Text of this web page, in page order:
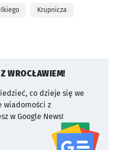
Krupnicza
WROCŁAWIEM!
co dzieje się we
wiadomości z
w Google News!